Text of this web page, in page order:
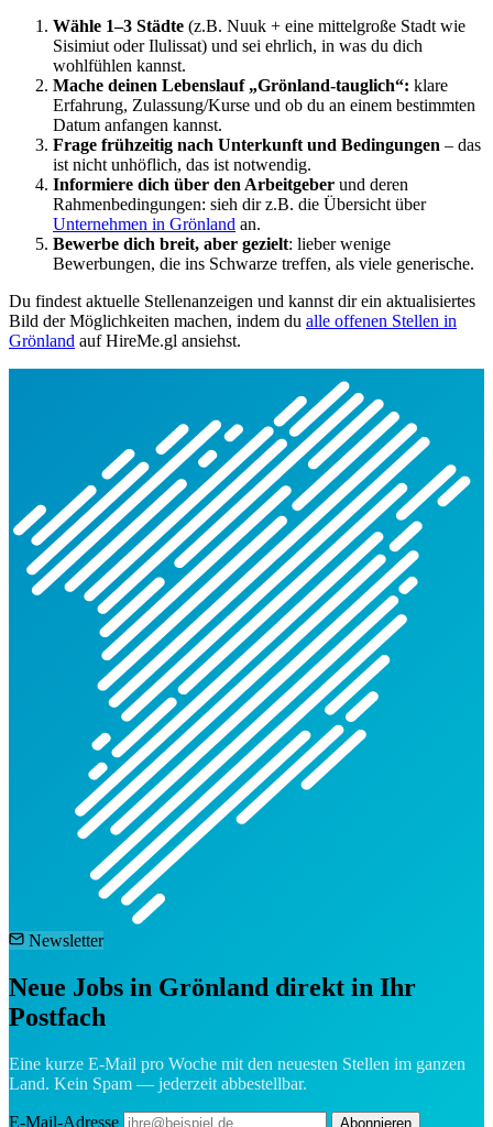
Wähle 1–3 Städte (z.B. Nuuk + eine mittelgroße Stadt wie
Sisimiut oder Ilulissat) und sei ehrlich, in was du dich
wohlfühlen kannst.
Mache deinen Lebenslauf „Grönland-tauglich“: klare
Erfahrung, Zulassung/Kurse und ob du an einem bestimmten
Datum anfangen kannst.
Frage frühzeitig nach Unterkunft und Bedingungen – das
ist nicht unhöflich, das ist notwendig.
Informiere dich über den Arbeitgeber und deren
Rahmenbedingungen: sieh dir z.B. die Übersicht über
Unternehmen in Grönland an.
Bewerbe dich breit, aber gezielt: lieber wenige
Bewerbungen, die ins Schwarze treffen, als viele generische.
Du findest aktuelle Stellenanzeigen und kannst dir ein aktualisiertes
Bild der Möglichkeiten machen, indem du alle offenen Stellen in
Grönland auf HireMe.gl ansiehst.
Newsletter
Neue Jobs in Grönland direkt in Ihr
Postfach
Eine kurze E-Mail pro Woche mit den neuesten Stellen im ganzen
Land. Kein Spam — jederzeit abbestellbar.
E-Mail-Adresse Abonnieren